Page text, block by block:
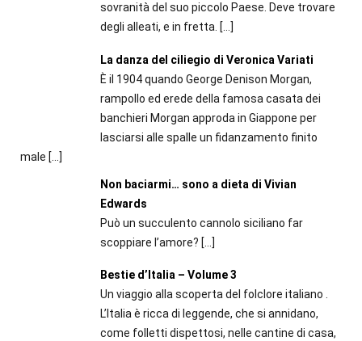
sovranità del suo piccolo Paese. Deve trovare
degli alleati, e in fretta. […]
La danza del ciliegio di Veronica Variati
È il 1904 quando George Denison Morgan,
rampollo ed erede della famosa casata dei
banchieri Morgan approda in Giappone per
lasciarsi alle spalle un fidanzamento finito
male […]
Non baciarmi… sono a dieta di Vivian
Edwards
Può un succulento cannolo siciliano far
scoppiare l’amore? […]
Bestie d’Italia – Volume 3
Un viaggio alla scoperta del folclore italiano .
L’Italia è ricca di leggende, che si annidano,
come folletti dispettosi, nelle cantine di casa,